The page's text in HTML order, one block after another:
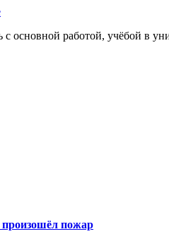
основной работой, учёбой в
произошёл пожар